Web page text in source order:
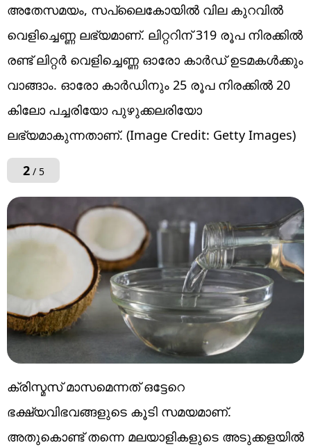
അതേസമയം, സപ്ലൈകോയിൽ വില കുറവിൽ
വെളിച്ചെണ്ണ ലഭ്യമാണ്. ലിറ്ററിന് 319 രൂപ നിരക്കില്‍
രണ്ട് ലിറ്റര്‍ വെളിച്ചെണ്ണ ഓരോ കാര്‍ഡ് ഉടമകൾക്കും
വാങ്ങാം. ഓരോ കാര്‍ഡിനും 25 രൂപ നിരക്കില്‍ 20
കിലോ പച്ചരിയോ പുഴുക്കലരിയോ
ലഭ്യമാകുന്നതാണ്. (Image Credit: Getty Images)
2/ 5
ക്രിസ്മസ് മാസമെന്നത് ഒട്ടേറെ
ഭക്ഷ്യവിഭവങ്ങളുടെ കൂടി സമയമാണ്.
അതുകൊണ്ട് തന്നെ മലയാളികളുടെ അടുക്കളയിൽ